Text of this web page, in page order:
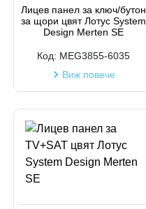
Лицев панел за ключ/бутон
за щори цвят Лотус System
Design Merten SE
Код: MEG3855-6035
Виж повече